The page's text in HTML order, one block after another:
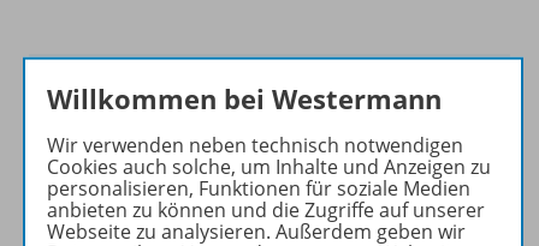
PRAXIS PHILOSOPHIE &
ETHIK
Ihr Wegweiser zu den
wichtigsten Seiten:
zu den Abo-Angeboten
Willkommen bei Westermann
Wir verwenden neben technisch notwendigen
Cookies auch solche, um Inhalte und Anzeigen zu
personalisieren, Funktionen für soziale Medien
anbieten zu können und die Zugriffe auf unserer
Webseite zu analysieren. Außerdem geben wir